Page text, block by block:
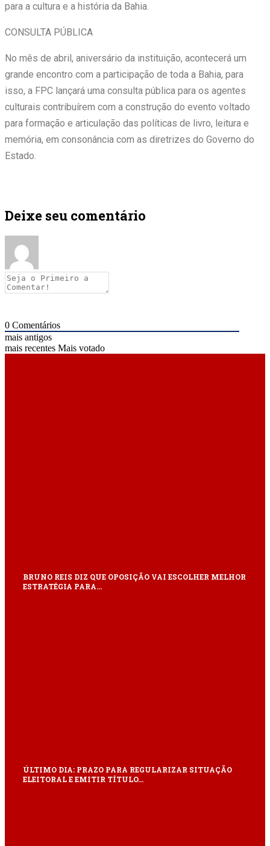
para a cultura e a história da Bahia.
CONSULTA PÚBLICA
No mês de abril, aniversário da instituição, acontecerá um
grande encontro com a participação de toda a Bahia, para
isso, a FPC lançará uma consulta pública para os agentes
culturais contribuírem com a construção do evento voltado
para formação e articulação das políticas de livro, leitura e
memória, em consonância com as diretrizes do Governo do
Estado.
Deixe seu comentário
0 Comentários
mais antigos
mais recentes Mais votado
BRUNO REIS DIZ QUE OPOSIÇÃO VAI ESCOLHER MELHOR
ESTRATÉGIA PARA…
ÚLTIMO DIA: PRAZO PARA REGULARIZAR SITUAÇÃO
ELEITORAL E EMITIR TÍTULO…